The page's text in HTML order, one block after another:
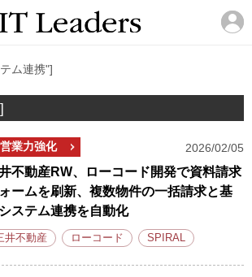
ム連携"]
営業力強化 2026/02/05
不動産RW、ローコード開発で資料請求
ームを刷新、複数物件の一括請求と基
ステム連携を自動化
井不動産 ローコード SPIRAL